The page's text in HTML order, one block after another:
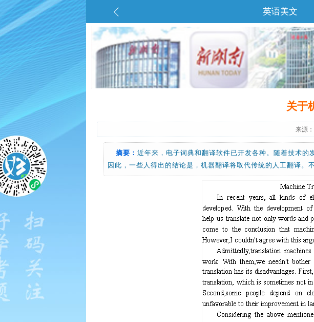
英语美文
关于
来源：
摘要：近年来，电子词典和翻译软件已开发各种。随着技术的
因此，一些人得出的结论是，机器翻译将取代传统的人工翻译